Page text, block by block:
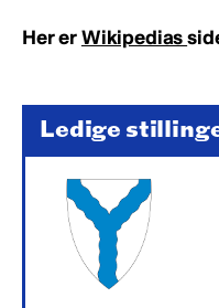
Her erWikipedias
Ledige